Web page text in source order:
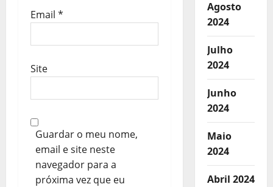
Email *
Site
Guardar o meu nome,
email e site neste
navegador para a
próxima vez que eu
Agosto
2024
Julho
2024
Junho
2024
Maio
2024
Abril 2024